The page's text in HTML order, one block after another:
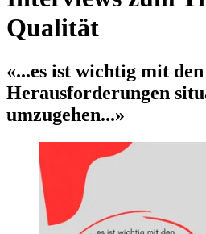
Qualität
«...es ist wichtig mit den
Herausforderungen
umzugehen...»